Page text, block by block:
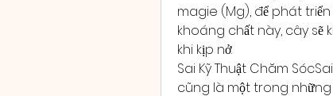
magie (Mg), để phát
khoáng chất này, cây sẽ
khi kịp nở.
Sai Kỹ Thuật Chăm
cũng là một trong những